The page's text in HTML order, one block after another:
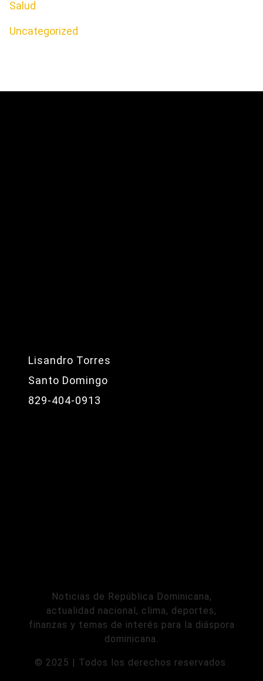
Salud
Uncategorized
Lisandro Torres
Santo Domingo
829-404-0913
Noticias de República Dominicana,
actualidad nacional, clima, deportes,
finanzas y temas de interés para la diáspora
dominicana.
© 2025 | Todos los derechos reservados.